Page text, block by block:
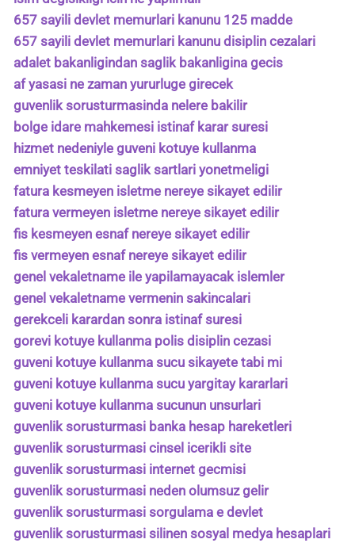
657 sayili devlet memurlari kanunu 125 madde
657 sayili devlet memurlari kanunu disiplin cezalari
adalet bakanligindan saglik bakanligina gecis
af yasasi ne zaman yururluge girecek
guvenlik sorusturmasinda nelere bakilir
bolge idare mahkemesi istinaf karar suresi
hizmet nedeniyle guveni kotuye kullanma
emniyet teskilati saglik sartlari yonetmeligi
fatura kesmeyen isletme nereye sikayet edilir
fatura vermeyen isletme nereye sikayet edilir
fis kesmeyen esnaf nereye sikayet edilir
fis vermeyen esnaf nereye sikayet edilir
genel vekaletname ile yapilamayacak islemler
genel vekaletname vermenin sakincalari
gerekceli karardan sonra istinaf suresi
gorevi kotuye kullanma polis disiplin cezasi
guveni kotuye kullanma sucu sikayete tabi mi
guveni kotuye kullanma sucu yargitay kararlari
guveni kotuye kullanma sucunun unsurlari
guvenlik sorusturmasi banka hesap hareketleri
guvenlik sorusturmasi cinsel icerikli site
guvenlik sorusturmasi internet gecmisi
guvenlik sorusturmasi neden olumsuz gelir
guvenlik sorusturmasi sorgulama e devlet
guvenlik sorusturmasi silinen sosyal medya hesaplari